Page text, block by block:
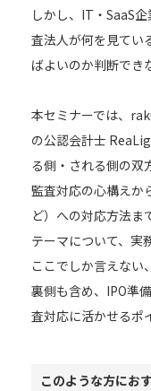
しかし、IT・SaaS
査法人が何を見てい
ばよいのか判断でき
本セミナーでは、
の公認会計士
る側・される側の双
監査対応の心構えか
ど）への対応方法ま
テーマについて、実
ここでしか言えない
裏側も含め、IPO準
査対応に活かせるポ
このような方にお